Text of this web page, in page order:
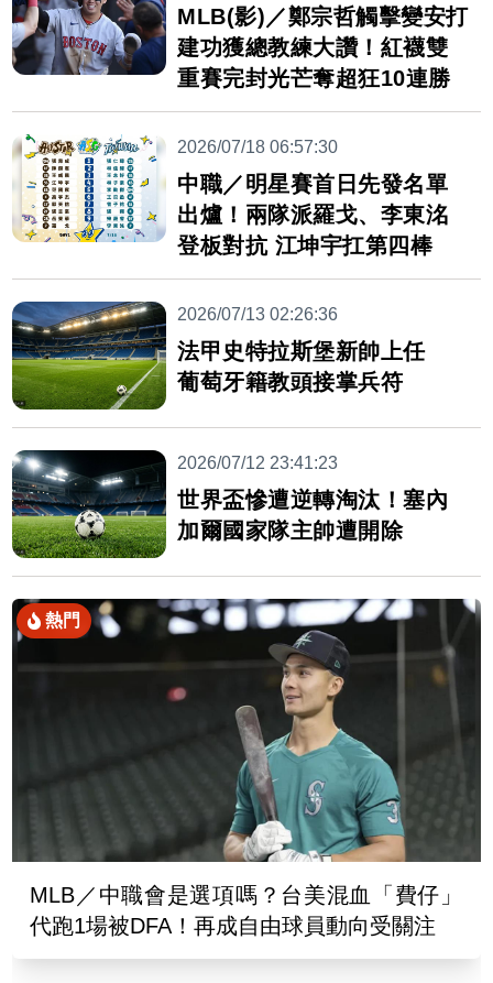
MLB(影)／鄭宗哲觸擊變安打
建功獲總教練大讚！紅襪雙
重賽完封光芒奪超狂10連勝
2026/07/18 06:57:30
中職／明星賽首日先發名單
出爐！兩隊派羅戈、李東洺
登板對抗 江坤宇扛第四棒
2026/07/13 02:26:36
法甲史特拉斯堡新帥上任
葡萄牙籍教頭接掌兵符
2026/07/12 23:41:23
世界盃慘遭逆轉淘汰！塞內
加爾國家隊主帥遭開除
熱門
MLB／中職會是選項嗎？台美混血「費仔」
代跑1場被DFA！再成自由球員動向受關注